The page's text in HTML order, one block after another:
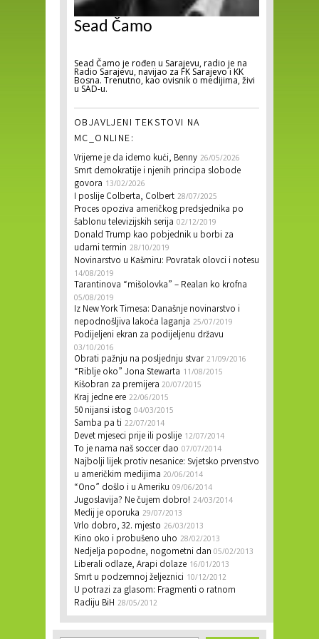
Sead Čamo
Sead Čamo je rođen u Sarajevu, radio je na
Radio Sarajevu, navijao za FK Sarajevo i KK
Bosna. Trenutno, kao ovisnik o medijima, živi
u SAD-u.
OBJAVLJENI TEKSTOVI NA
MC_ONLINE:
Vrijeme je da idemo kući, Benny 26/05/2026
Smrt demokratije i njenih principa slobode
govora 13/02/2026
I poslije Colberta, Colbert 28/07/2025
Proces opoziva američkog predsjednika po
šablonu televizijskih serija 02/12/2019
Donald Trump kao pobjednik u borbi za
udarni termin 28/10/2019
Novinarstvo u Kašmiru: Povratak olovci i notesu
14/08/2019
Tarantinova “mišolovka” – Realan ko krofna
05/08/2019
Iz New York Timesa: Današnje novinarstvo i
nepodnošljiva lakoća laganja 25/07/2019
Podijeljeni ekran za podijeljenu državu
03/10/2016
Obrati pažnju na posljednju stvar 21/09/2016
“Riblje oko” Jona Stewarta 11/08/2015
Kišobran za premijera 20/07/2015
Kraj jedne ere 22/06/2015
50 nijansi istog 04/03/2015
Samba pa ti 22/07/2014
Devet mjeseci prije ili poslije 12/07/2014
To je nama naš soccer dao 07/07/2014
Najbolji lijek protiv nesanice: Svjetsko prvenstvo
u američkim medijima 20/06/2014
“Ono” došlo i u Ameriku 09/06/2014
Jugoslavija? Ne čujem dobro! 24/03/2014
Medij je oporuka 29/07/2013
Vrlo dobro, 32. mjesto 26/03/2013
Kino oko i probušeno uho 28/02/2013
Nedjelja popodne, nogometni dan 05/02/2013
Liberali odlaze, Arapi dolaze 16/01/2013
Smrt u podzemnoj željeznici 10/12/2012
U potrazi za glasom: Fragmenti o ratnom
Radiju BiH 28/05/2012